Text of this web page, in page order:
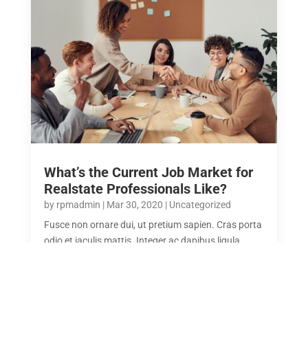
What’s the Current Job Market for
Realstate Professionals Like?
by rpmadmin | Mar 30, 2020 | Uncategorized
Fusce non ornare dui, ut pretium sapien. Cras porta
odio et iaculis mattis. Integer ac dapibus ligula.